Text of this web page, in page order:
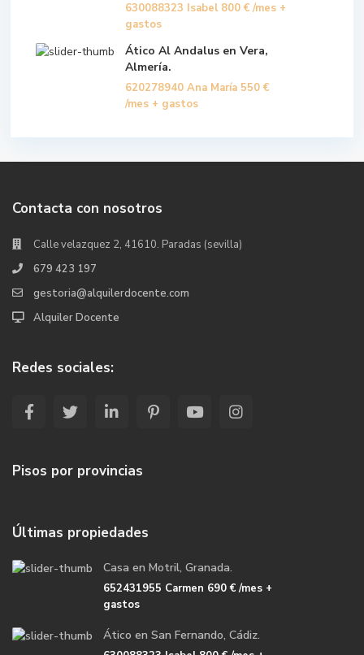
630088323 Isabel 800 € /mes +
gastos
Ático Al Andalus en Vera,
Almería.
620278940 Ana María 550 €
/mes + gastos
Contacta con nosotros
Calle velazquez 2, 41610. Paradas (sevilla)
679 423 197
gestoria@alquilerdocente.com
Alquiler Docente
Redes sociales:
Pisos por provincias
Últimas propiedades
Casa en Motril, Granada.
652431955 Carmen 690 €/mes +
gastos
Ático en San Fernando, Cádiz.